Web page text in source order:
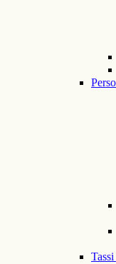
Tassi